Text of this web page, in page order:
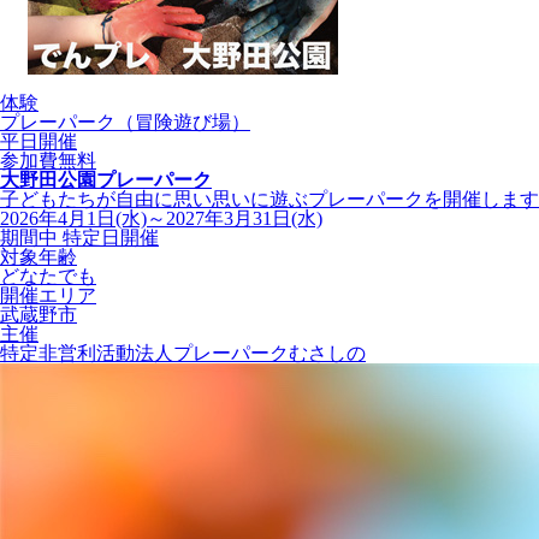
体験
プレーパーク（冒険遊び場）
平日開催
参加費無料
大野田公園プレーパーク
子どもたちが自由に思い思いに遊ぶプレーパークを開催しま
2026年4月1日(水)～2027年3月31日(水)
期間中 特定日開催
対象年齢
どなたでも
開催エリア
武蔵野市
主催
特定非営利活動法人プレーパークむさしの